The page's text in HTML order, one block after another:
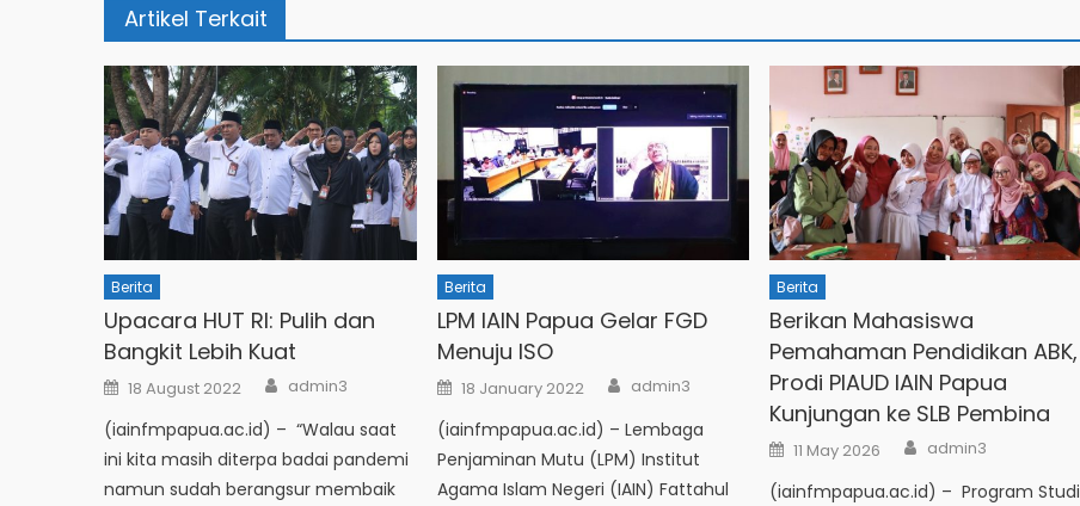
Artikel Terkait
Berita
Upacara HUT RI: Pulih dan
Bangkit Lebih Kuat
Posted
on
18 August 2022 Author
admin3
(iainfmpapua.ac.id) – “Walau saat
ini kita masih diterpa badai pandemi
namun sudah berangsur membaik
Berita
LPM IAIN Papua Gelar FGD
Menuju ISO
Posted
on
18 January 2022 Author
admin3
(iainfmpapua.ac.id) – Lembaga
Penjaminan Mutu (LPM) Institut
Agama Islam Negeri (IAIN) Fattahul
Berita
Berikan Mahasiswa
Pemahaman Pendidikan ABK,
Prodi PIAUD IAIN Papua
Kunjungan ke SLB Pembina
Posted
on
11 May 2026 Author
admin3
(iainfmpapua.ac.id) – Program Studi